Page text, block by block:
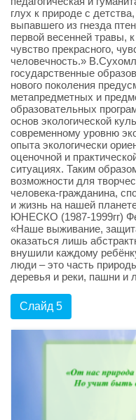
глух к природе с
выпавшего из гнезда
первой весенней травы,
чувство прекрасного,
человечность.»
государственные
нового поколения
метапредметных и
образовательных
основ экологической
современному уровню
опыта экологически
оценочной и
ситуациях. Таким
возможности для
человека-гражданина,
и жизнь на нашей
ЮНЕСКО (1987-1999гг)
«Наше выживание,
оказаться лишь
внушили каждому
люди – это часть
деревья и реки, пашни и
Слайд 5